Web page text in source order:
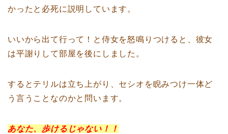
かったと必死に説明しています。
いいから出て行って！と侍女を怒鳴りつけると、彼女
は平謝りして部屋を後にしました。
するとテリルは立ち上がり、セシオを睨みつけ一体ど
う言うことなのかと問います。
あなた、歩けるじゃない！！